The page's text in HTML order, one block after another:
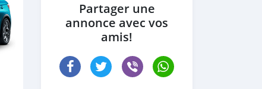
Partager une
annonce avec vos
amis!